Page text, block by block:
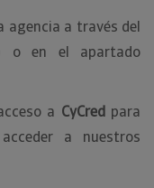
agencia a través del
o en el apartado
a CyCred para
a nuestros